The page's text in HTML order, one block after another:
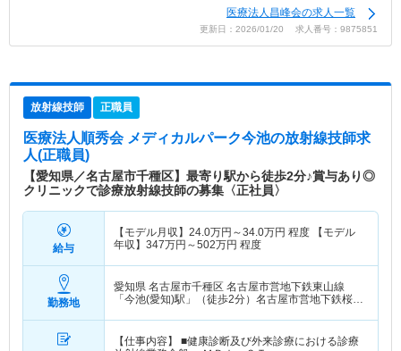
医療法人昌峰会の求人一覧
更新日：2026/01/20 求人番号：9875851
放射線技師 正職員
医療法人順秀会 メディカルパーク今池の放射線技師求
人(正職員)
【愛知県／名古屋市千種区】最寄り駅から徒歩2分♪賞与あり◎
クリニックで診療放射線技師の募集〈正社員〉
給与
【モデル月収】 24.0万円～34.0万円 程度 【モデル
年収】 347万円～502万円 程度
勤務地
愛知県 名古屋市千種区 名古屋市営地下鉄東山線
「今池(愛知)駅」（徒歩2分）名古屋市営地下鉄桜通
【仕事内容】 ■健康診断及び外来診療における診療